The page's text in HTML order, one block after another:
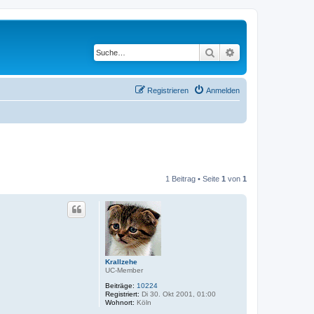
Suche
Anmelden
Registrieren
1 Beitrag • Seite 1 von 1
Krallzehe
UC-Member
Beiträge: 10224
Registriert: Di 30. Okt 2001, 01:00
Wohnort: Köln